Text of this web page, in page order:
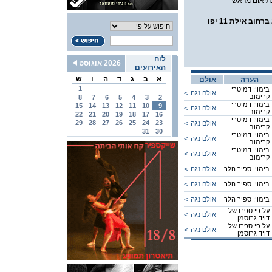
לוח
האירועים
2026 אוגוסט
א
ב ג ד ה ו ש
1
2
3
4
5
6
7
8
9
10
11
12
13
14
15
16
17
18
19
20
21
22
23
24
25
26
27
28
29
30
31
אילת 11 יפו
אולם הערה
< אולם נגה
בימוי: דמיטרי
קרימוב
< אולם נגה
בימוי: דמיטרי
קרימוב
< אולם נגה
בימוי: דמיטרי
קרימוב
< אולם נגה
בימוי: דמיטרי
קרימוב
< אולם נגה
בימוי: דמיטרי
קרימוב
< אולם נגה בימוי: ספיר הלר
< אולם נגה בימוי: ספיר הלר
< אולם נגה בימוי: ספיר הלר
< אולם נגה
על פי ספרו של
דויד גרוסמן
< אולם נגה
על פי ספרו של
דויד גרוסמן